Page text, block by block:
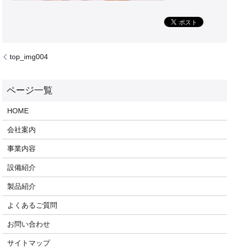
top_img004
HOME
会社案内
事業内容
設備紹介
製品紹介
よくあるご質問
お問い合わせ
サイトマップ